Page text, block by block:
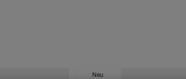
Neu